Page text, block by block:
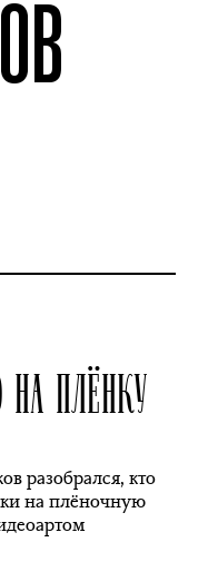
ПЛЁНКУ
разобрался, кто
на плёночную